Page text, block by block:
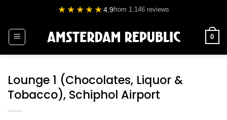
inhoud
★★★★★4.9from 1.146 reviews
0
Lounge 1 (Chocolates, Liquor &
Tobacco), Schiphol Airport